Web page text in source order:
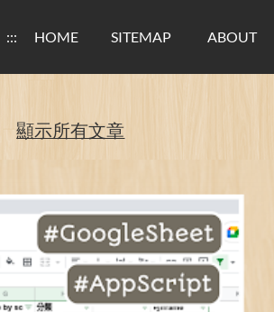
::: HOME SITEMAP ABOUT
顯示所有文章